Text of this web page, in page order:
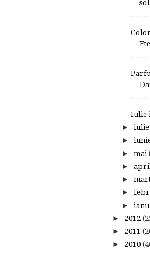
Iulie
► iulie
►
► mai
►
►
►
►
► 2012
► 2011
► 2010